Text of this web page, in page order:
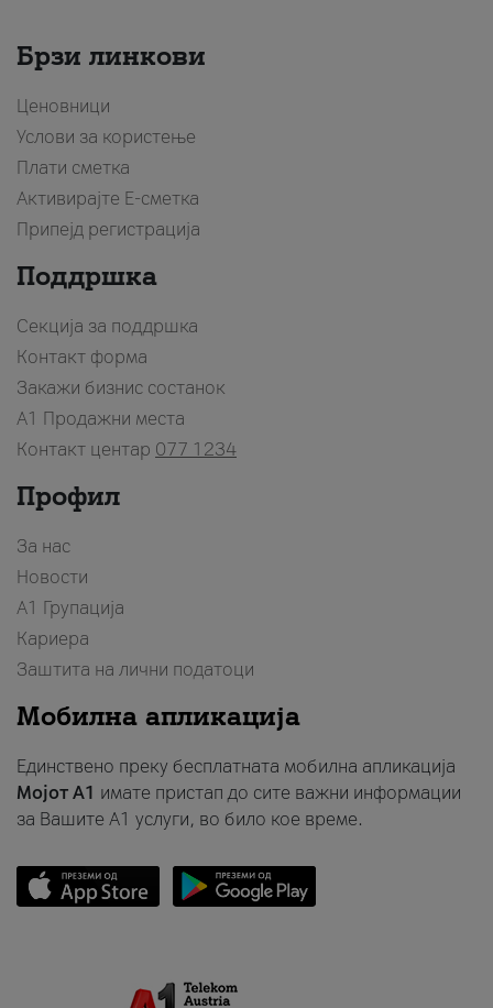
Брзи линкови
Ценовници
Услови за користење
Плати сметка
Активирајте Е-сметка
Припејд регистрација
Поддршка
Секција за поддршка
Контакт форма
Закажи бизнис состанок
A1 Продажни места
Контакт центар 077 1234
Профил
За нас
Новости
А1 Групација
Кариера
Заштита на лични податоци
Мобилна апликација
Единствено преку бесплатната мобилна апликација
Мојот A1 имате пристап до сите важни информации
за Вашите A1 услуги, во било кое време.